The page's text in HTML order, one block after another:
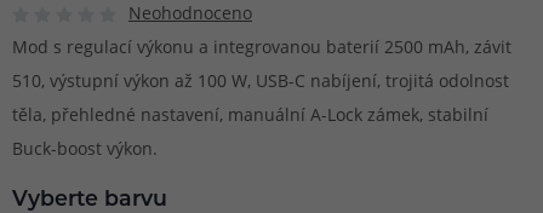
Neohodnoceno
Mod s regulací výkonu a integrovanou baterií 2500 mAh, závit
510, výstupní výkon až 100 W, USB-C nabíjení, trojitá odolnost
těla, přehledné nastavení, manuální A-Lock zámek, stabilní
Buck-boost výkon.
Vyberte barvu